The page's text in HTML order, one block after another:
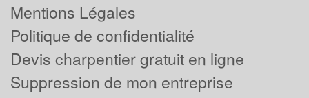
Mentions Légales
Politique de confidentialité
Devis charpentier gratuit en ligne
Suppression de mon entreprise